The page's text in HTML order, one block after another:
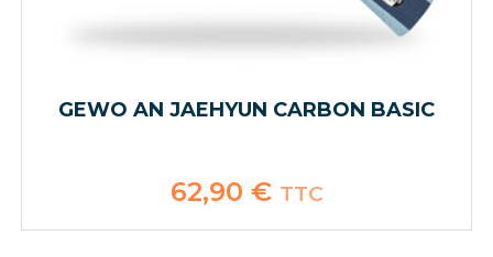
GEWO AN JAEHYUN CARBON BASIC
62,90 € TTC